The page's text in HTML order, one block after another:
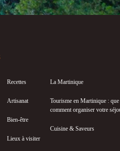
Recettes
Artisanat
Bien-être
Lieux à visiter
La Martinique
Tourisme en Martinique :
comment organiser votre
Cuisine & Saveurs